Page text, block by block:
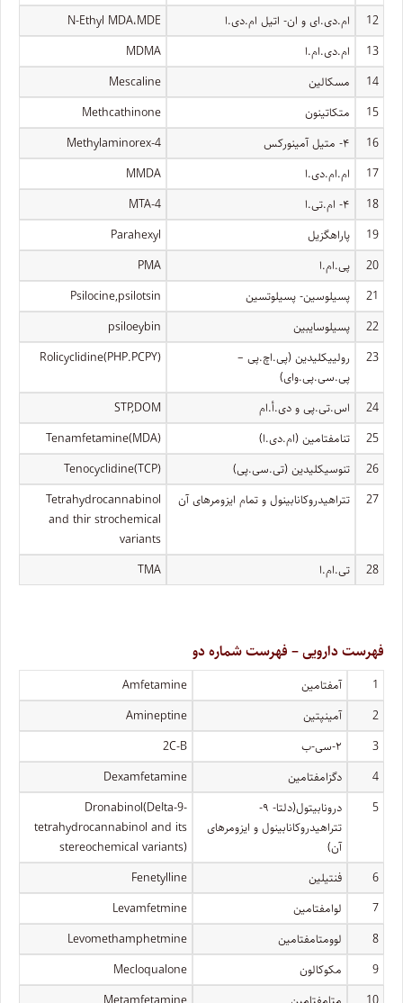
12
ام.دی.ای و ان- اتیل ام.دی.ا
N-Ethyl MDA،MDE
13
ام.دی.ام.ا
MDMA
14
مسکالین
Mescaline
15
متکاتینون
Methcathinone
16
۴- متیل آمینورکس
4-Methylaminorex
17
ام.ام.دی.ا
MMDA
18
۴- ام.تی.ا
4-MTA
19
پاراهگزیل
Parahexyl
20
پی.ام.ا
PMA
21
پسیلوسین- پسیلوتسین
Psilocine,psilotsin
22
پسیلوسایبین
psiloeybin
23
رولییکلیدین (پی.اچ.پی –
پی.سی.پی.وای)
Rolicyclidine(PHP.PCPY)
24 اس.تی.پی و دی.أ.ام
STP,DOM
25
تنامفتامین (ام.دی.ا)
Tenamfetamine(MDA)
26
تنوسیکلیدین (تی.سی.پی)
Tenocyclidine(TCP)
27
تتراهیدروکانابینول و تمام ایزومرهای آن
Tetrahydrocannabinol
and thir strochemical
variants
28
تی.ام.ا TMA
فهرست دارویی – فهرست شماره دو
1 آمفتامین
Amfetamine
2
آمینپتین
Amineptine
3
۲-سی-ب
2C-B
4
دگزامفتامین
Dexamfetamine
5
درونابیتول(دلتا- ۹-
تتراهیدروکانابینول و ایزومرهای
آن)
Dronabinol(DeIta-9-
tetrahydrocannabinol and its
stereochemical variants)
6
فنتیلین
Fenetylline
7
لوامفتامین
Levamfetmine
8
لوومتامفتامین
Levomethamphetmine
9
مکوکالون
Mecloqualone